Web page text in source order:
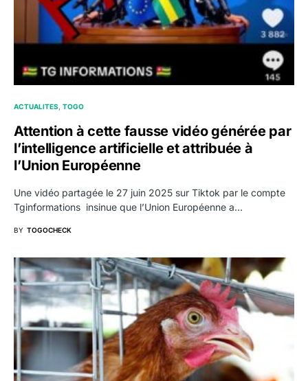
ACTUALITES TOGO
Attention à cette fausse vidéo générée par
l’intelligence artificielle et attribuée à
l’Union Européenne
Une vidéo partagée le 27 juin 2025 sur Tiktok par le compte
Tginformations insinue que l’Union Européenne a…
BY TOGOCHECK